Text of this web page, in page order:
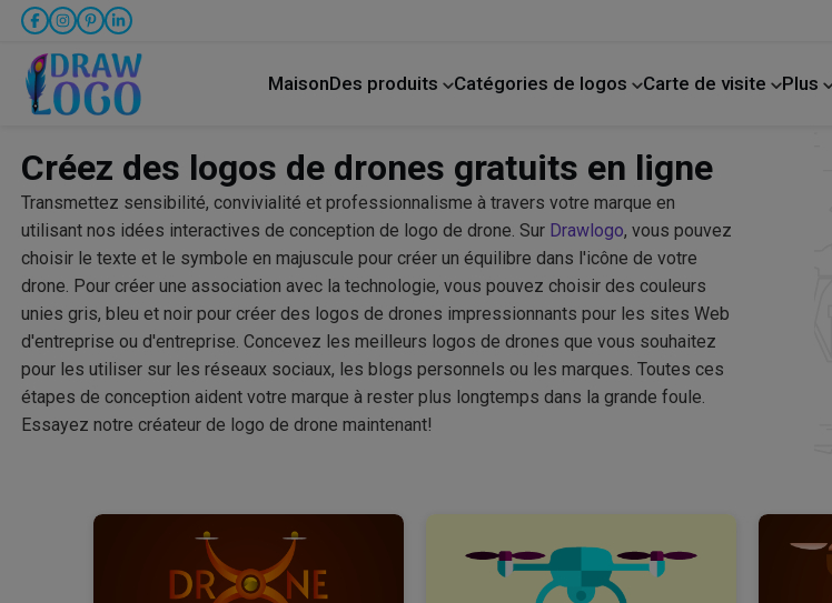
MaisonDes produits Catégories de logos Carte de visite Plus
Créez des logos de drones gratuits en ligne
Transmettez sensibilité, convivialité et professionnalisme à travers votre marque en
utilisant nos idées interactives de conception de logo de drone. Sur Drawlogo, vous pouvez
choisir le texte et le symbole en majuscule pour créer un équilibre dans l'icône de votre
drone. Pour créer une association avec la technologie, vous pouvez choisir des couleurs
unies gris, bleu et noir pour créer des logos de drones impressionnants pour les sites Web
d'entreprise ou d'entreprise. Concevez les meilleurs logos de drones que vous souhaitez
pour les utiliser sur les réseaux sociaux, les blogs personnels ou les marques. Toutes ces
étapes de conception aident votre marque à rester plus longtemps dans la grande foule.
Essayez notre créateur de logo de drone maintenant!